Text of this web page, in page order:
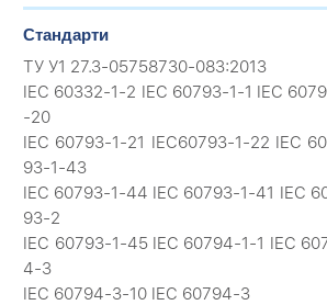
Стандарти
ТУ У1 27.3-05758730-083:2013
IEC 60332-1-2 IEC 60793-1-1 IEC
-20
IEC 60793-1-21 IEC60793-1-22 IEC
93-1-43
IEC 60793-1-44 IEC 60793-1-41 IEC
93-2
IEC 60793-1-45 IEC 60794-1-1 IEC
4-3
IEC 60794-3-10 IEC 60794-3